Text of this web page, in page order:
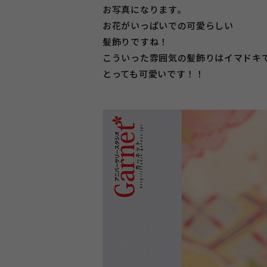
お写真になります。
お花がいっぱいでの可愛らしい
髪飾りですね！
こういった雰囲気の髪飾りはイマドキ
とっても可愛いです！！